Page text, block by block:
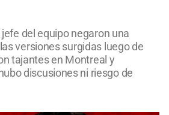
del equipo negaron una
versiones surgidas luego de
tajantes en Montreal y
discusiones ni riesgo de